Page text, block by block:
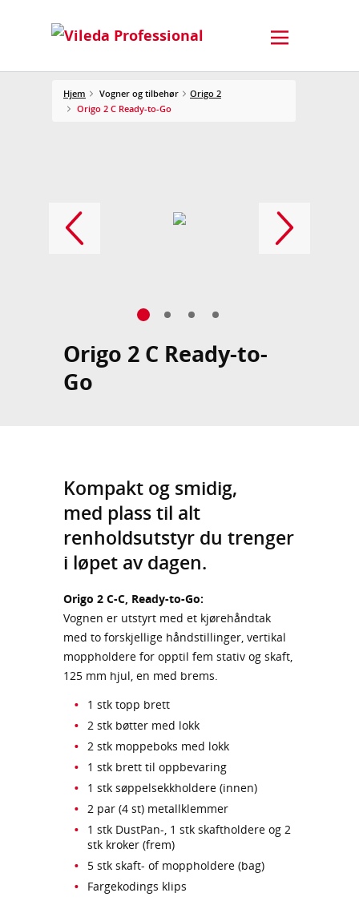
Hjem Vogner og tilbehør
Origo 2
Origo 2 C Ready-to-Go
Origo 2 C Ready-to-
Go
Kompakt og smidig,
med plass til alt
renholdsutstyr du trenger
i løpet av dagen.
Origo 2 C-C, Ready-to-Go:
Vognen er utstyrt med et kjørehåndtak
med to forskjellige håndstillinger, vertikal
moppholdere for opptil fem stativ og skaft,
125 mm hjul, en med brems.
1 stk topp brett
2 stk bøtter med lokk
2 stk moppeboks med lokk
1 stk brett til oppbevaring
1 stk søppelsekkholdere (innen)
2 par (4 st) metallklemmer
1 stk DustPan-, 1 stk skaftholdere og 2
stk kroker (frem)
5 stk skaft- of moppholdere (bag)
Fargekodings klips